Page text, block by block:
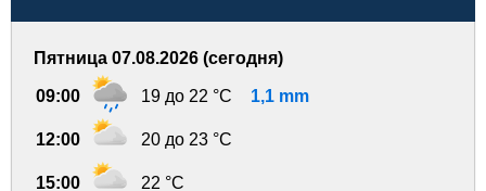
Пятница 07.08.2026 (сегодня)
09:00 19 до 22 °C 1,1 mm
12:00 20 до 23 °C
15:00 22 °C